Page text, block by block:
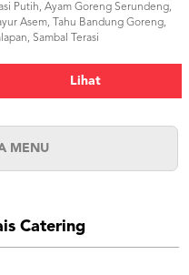
Putih, Ayam Goreng Serundeng,
Asem, Tahu Bandung Goreng,
Sambal Terasi
Lihat
MENU
Catering